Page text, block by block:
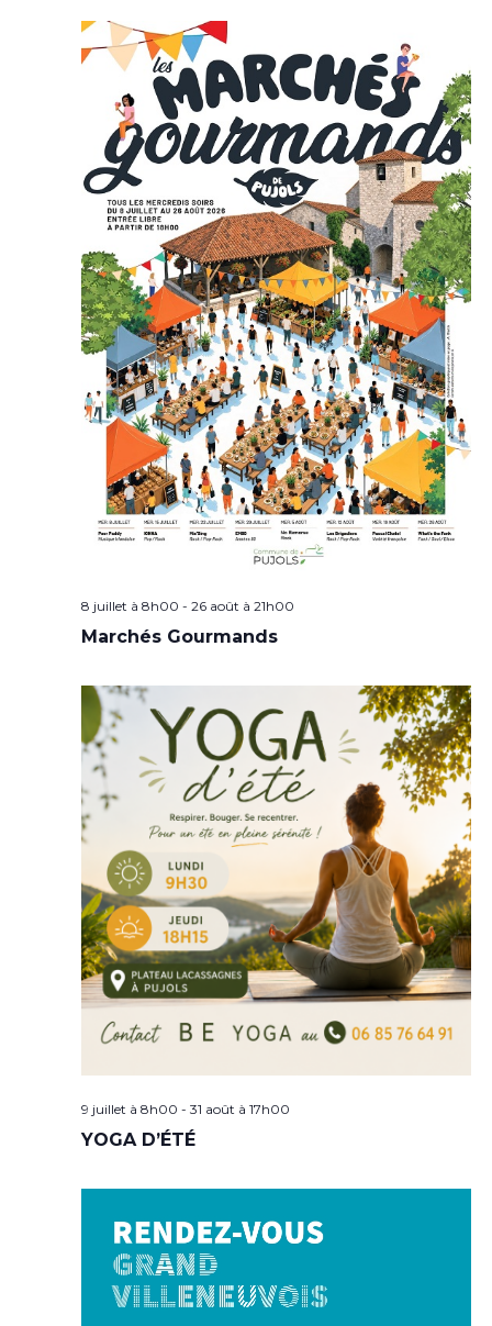
8 juillet à 8h00 - 26 août à 21h00
Marchés Gourmands
9 juillet à 8h00 - 31 août à 17h00
YOGA D’ÉTÉ